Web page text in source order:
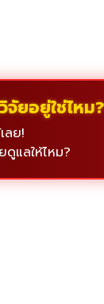
ยอยู่ใช่ไหม?
ลย!
ดูแลให้ไหม?